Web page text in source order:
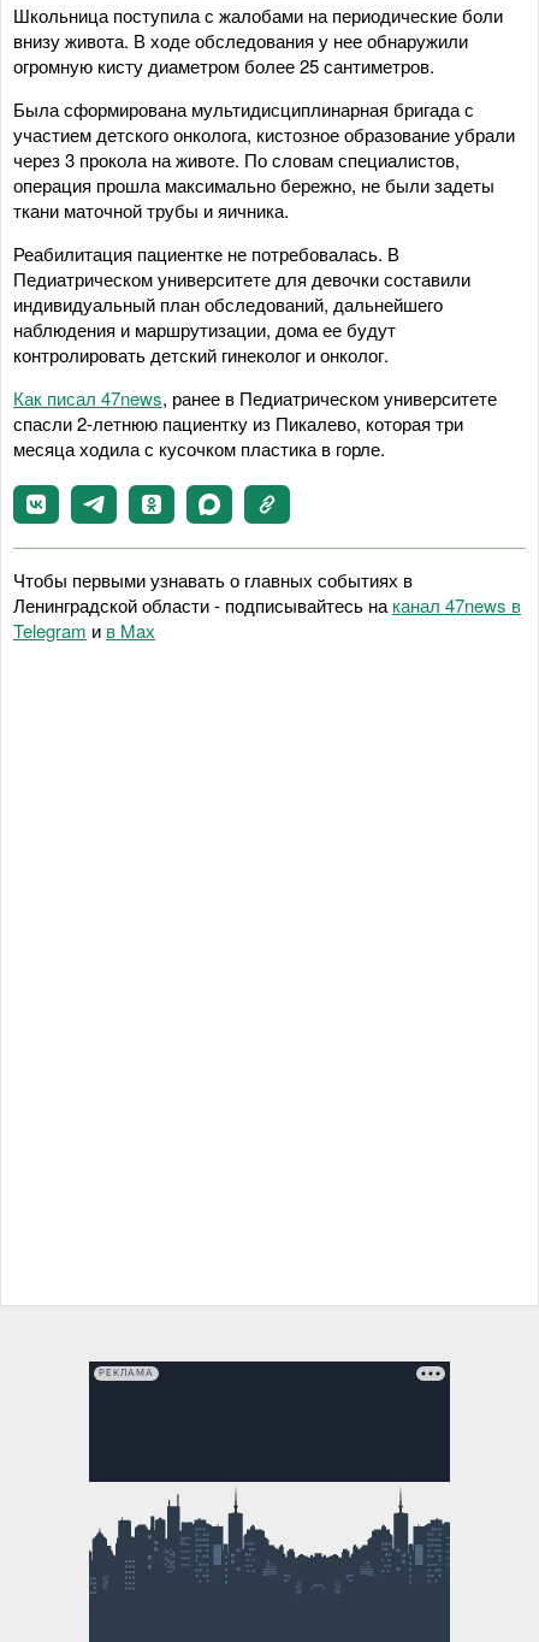
Школьница поступила с жалобами на периодические боли
внизу живота. В ходе обследования у нее обнаружили
огромную кисту диаметром более 25 сантиметров.
Была сформирована мультидисциплинарная бригада с
участием детского онколога, кистозное образование убрали
через 3 прокола на животе. По словам специалистов,
операция прошла максимально бережно, не были задеты
ткани маточной трубы и яичника.
Реабилитация пациентке не потребовалась. В
Педиатрическом университете для девочки составили
индивидуальный план обследований, дальнейшего
наблюдения и маршрутизации, дома ее будут
контролировать детский гинеколог и онколог.
Как писал 47news, ранее в Педиатрическом университете
спасли 2-летнюю пациентку из Пикалево, которая три
месяца ходила с кусочком пластика в горле.
Чтобы первыми узнавать о главных событиях в
Ленинградской области - подписывайтесь на канал 47news в
Telegram и в Maх
РЕКЛАМА